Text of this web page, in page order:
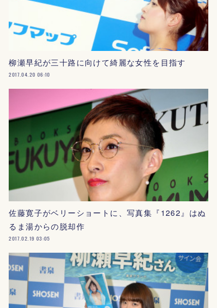
柳瀬早紀が三十路に向けて綺麗な女性を目指す
2017.04.20 06:10
佐藤寛子がベリーショートに、写真集『1262』はぬ
るま湯からの脱却作
2017.02.19 03:05